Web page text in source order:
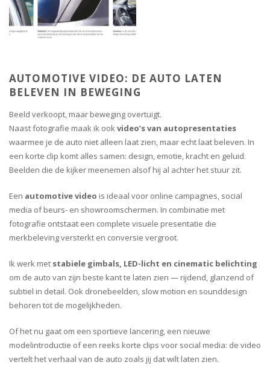
AUTOMOTIVE VIDEO: DE AUTO LATEN
BELEVEN IN BEWEGING
Beeld verkoopt, maar beweging overtuigt.
Naast fotografie maak ik ookvideo’s van autopresentaties
waarmee je de auto niet alleen laat zien, maar echt laat beleven. In
een korte clip komt alles samen: design, emotie, kracht en geluid.
Beelden die de kijker meenemen alsof hij al achter het stuur zit.
Een automotive video is ideaal voor online campagnes, social
media of beurs- en showroomschermen. In combinatie met
fotografie ontstaat een complete visuele presentatie die
merkbeleving versterkt en conversie vergroot.
Ik werk met stabiele gimbals, LED-licht en cinematic belichting
om de auto van zijn beste kant te laten zien — rijdend, glanzend of
subtiel in detail. Ook dronebeelden, slow motion en sounddesign
behoren tot de mogelijkheden.
Of het nu gaat om een sportieve lancering, een nieuwe
modelintroductie of een reeks korte clips voor social media: de video
vertelt het verhaal van de auto zoals jij dat wilt laten zien.